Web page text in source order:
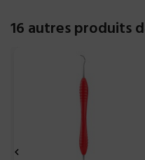
16 autres produits
